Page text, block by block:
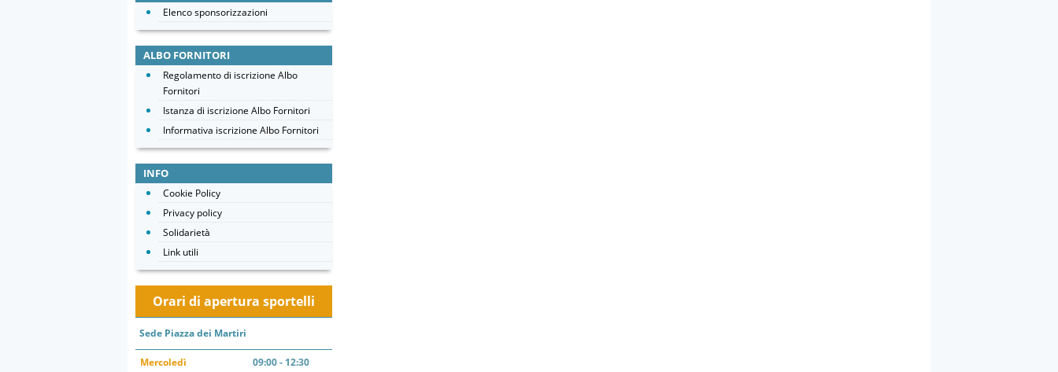
Elenco sponsorizzazioni
ALBO FORNITORI
Regolamento di iscrizione Albo
Fornitori
Istanza di iscrizione Albo Fornitori
Informativa iscrizione Albo Fornitori
INFO
Cookie Policy
Privacy policy
Solidarietà
Link utili
Orari di apertura sportelli
Sede Piazza dei Martiri
Mercoledì 09:00 - 12:30